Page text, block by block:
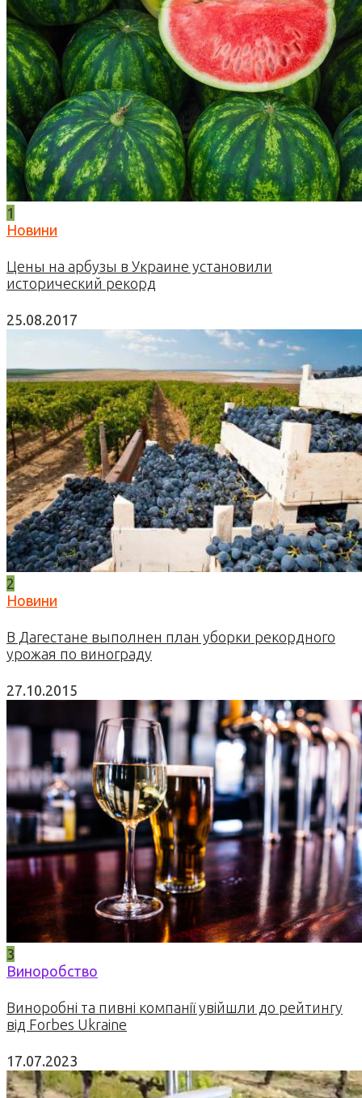
1
Новини
Цены на арбузы в Украине установили
исторический рекорд
25.08.2017
2
Новини
В Дагестане выполнен план уборки рекордного
урожая по винограду
27.10.2015
3
Виноробство
Виноробні та пивні компанії увійшли до рейтингу
від Forbes Ukraine
17.07.2023